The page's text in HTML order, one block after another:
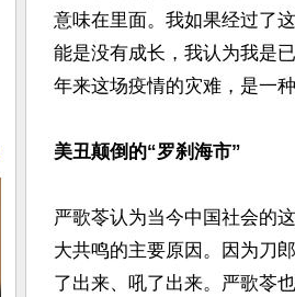
意味在里面。我如果经过了
能是没有成长，我认为我是
年来这场疫情的灾难，是一
美丑颠倒的“罗刹海市”
严歌苓认为当今中国社会的
大共鸣的主要原因。因为刀
了出来、吼了出来。严歌苓